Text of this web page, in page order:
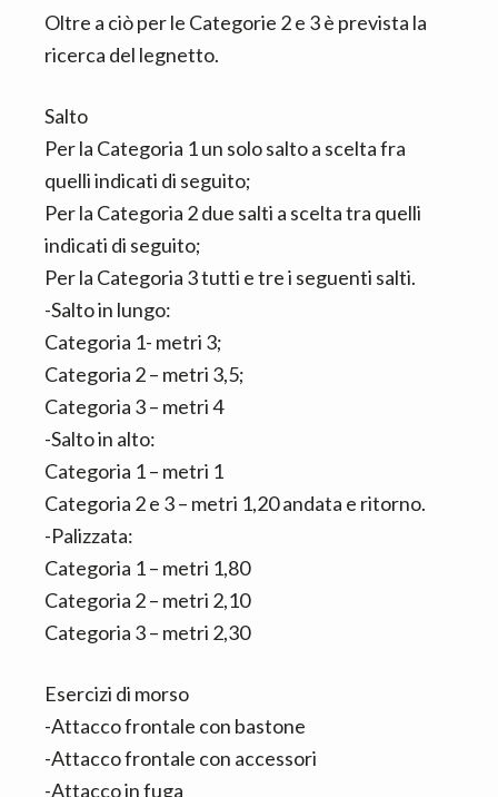
Oltre a ciò per le Categorie 2 e 3 è prevista la
ricerca del legnetto.
Salto
Per la Categoria 1 un solo salto a scelta fra
quelli indicati di seguito;
Per la Categoria 2 due salti a scelta tra quelli
indicati di seguito;
Per la Categoria 3 tutti e tre i seguenti salti.
-Salto in lungo:
Categoria 1- metri 3;
Categoria 2 – metri 3,5;
Categoria 3 – metri 4
-Salto in alto:
Categoria 1 – metri 1
Categoria 2 e 3 – metri 1,20 andata e ritorno.
-Palizzata:
Categoria 1 – metri 1,80
Categoria 2 – metri 2,10
Categoria 3 – metri 2,30
Esercizi di morso
-Attacco frontale con bastone
-Attacco frontale con accessori
-Attacco in fuga